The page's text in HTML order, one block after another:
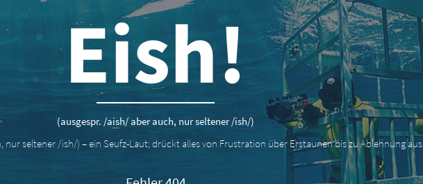
Eish!
(ausgespr. /aish/ aber auch, nur seltener /ish/)
nur seltener /ish/) – ein Seufz-Laut; drückt alles von Frustration über Erstaunen bis zu Ablehnung aus